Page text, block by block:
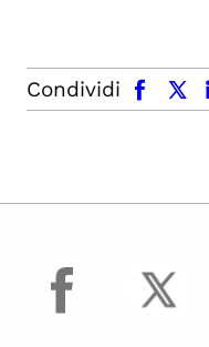
Condividi
facebook x.com linkedin
facebook